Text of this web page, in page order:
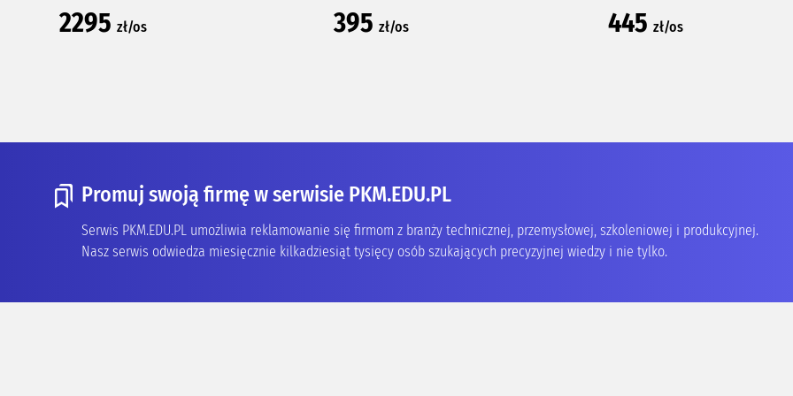
2295 zł/os 395 zł/os 445 zł/os
Promuj swoją firmę w serwisie PKM.EDU.PL
Serwis PKM.EDU.PL umożliwia reklamowanie się firmom z branży technicznej, przemysłowej, szkoleniowej i produkcyjnej.
Nasz serwis odwiedza miesięcznie kilkadziesiąt tysięcy osób szukających precyzyjnej wiedzy i nie tylko.